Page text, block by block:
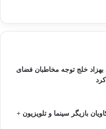
خلج توجه مخاطبان فضای
بازیگر سینما و تلویزیون +